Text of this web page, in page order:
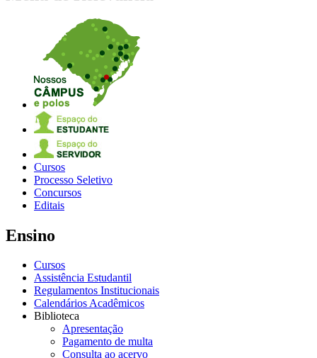
Cursos
Processo Seletivo
Concursos
Editais
Ensino
Cursos
Assistência Estudantil
Regulamentos Institucionais
Calendários Acadêmicos
Biblioteca
Apresentação
Pagamento de multa
Consulta ao acervo